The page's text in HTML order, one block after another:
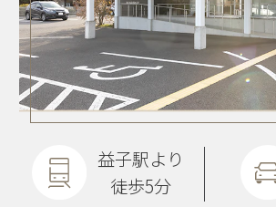
益子駅より
徒歩5分